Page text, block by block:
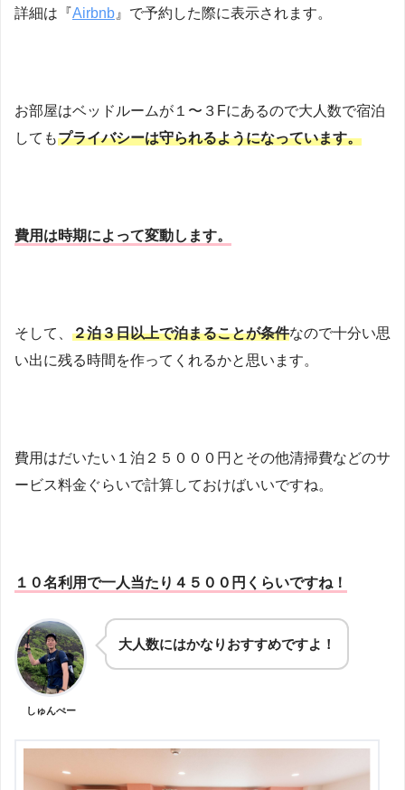
詳細は『Airbnb 』で予約した際に表示されます。
お部屋はベッドルームが１〜３Fにあるので大人数で宿泊
してもプライバシーは守られるようになっています。
費用は時期によって変動します。
そして、 ２泊３日以上で泊まることが条件なので十分い思
い出に残る時間を作ってくれるかと思います。
費用はだいたい１泊２５０００円とその他清掃費などのサ
ービス料金ぐらいで計算しておけばいいですね。
１０名利用で一人当たり４５００円くらいですね！
しゅんぺー
大人数にはかなりおすすめですよ！